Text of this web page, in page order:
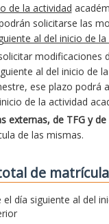
de la actividad
solicitarse las
al del inicio de la
modificaciones
al del inicio de
ese plazo podrá
de la actividad
externas, de TFG y de
de las mismas.
de
día siguiente al del